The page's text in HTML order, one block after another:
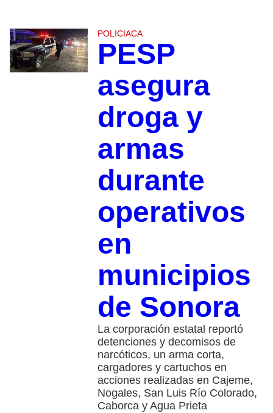
POLICIACA
PESP
asegura
droga y
armas
durante
operativos
en
municipios
de Sonora
La corporación estatal reportó
detenciones y decomisos de
narcóticos, un arma corta,
cargadores y cartuchos en
acciones realizadas en Cajeme,
Nogales, San Luis Río Colorado,
Caborca y Agua Prieta